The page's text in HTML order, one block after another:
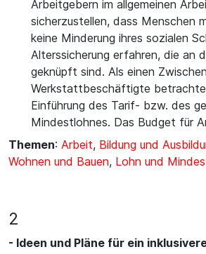
Arbeitgebern im allgemeinen
sicherzustellen, dass Menschen
keine Minderung ihres sozialen
Alterssicherung erfahren, die an
geknüpft sind. Als einen
Werkstattbeschäftigte
Einführung des Tarif- bzw. des
Mindestlohnes. Das Budget für
Themen: Arbeit, Bildung und
Wohnen und Bauen, Lohn und
2
- Ideen und Pläne für ein